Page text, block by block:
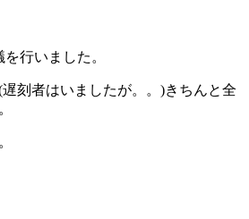
行いました。
刻者はいましたが。。)きちんと全